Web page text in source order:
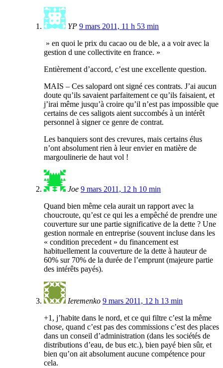
YP 9 mars 2011, 11 h 53 min
» en quoi le prix du cacao ou de ble, a a voir avec la
gestion d une collectivite en france. »
Entièrement d’accord, c’est une excellente question.
MAIS – Ces salopard ont signé ces contrats. J’ai aucun
doute qu’ils savaient parfaitement ce qu’ils faisaient, et
j’irai même jusqu’à croire qu’il n’est pas impossible que
certains de ces saligots aient succombés à un intérêt
personnel à signer ce genre de contrat.
Les banquiers sont des crevures, mais certains élus
n’ont absolument rien à leur envier en matière de
margoulinerie de haut vol !
Joe 9 mars 2011, 12 h 10 min
Quand bien même cela aurait un rapport avec la
choucroute, qu’est ce qui les a empêché de prendre une
couverture sur une partie significative de la dette ? Une
gestion normale en entreprise (souvent incluse dans les
« condition precedent » du financement est
habituellement la couverture de la dette à hauteur de
60% sur 70% de la durée de l’emprunt (majeure partie
des intérêts payés).
Ieremenko 9 mars 2011, 12 h 13 min
+1, j’habite dans le nord, et ce qui filtre c’est la même
chose, quand c’est pas des commissions c’est des places
dans un conseil d’administration (dans les sociétés de
distributions d’eau, de bus etc.), bien payé bien sûr, et
bien qu’on ait absolument aucune compétence pour
cela.